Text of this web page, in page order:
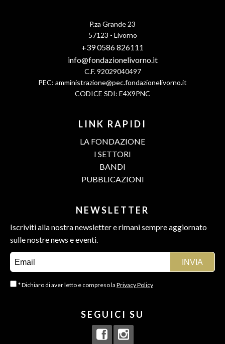
P.za Grande 23
57123 - Livorno
+39 0586 826111
info@fondazionelivorno.it
C.F. 92029040497
PEC: amministrazione@pec.fondazionelivorno.it
CODICE SDI: E4X9PNC
LINK RAPIDI
LA FONDAZIONE
I SETTORI
BANDI
PUBBLICAZIONI
NEWSLETTER
Iscriviti alla nostra newsletter e rimani sempre aggiornato
sulle nostre news e eventi.
* Dichiaro di aver letto e compreso la Privacy Policy
SEGUICI SU